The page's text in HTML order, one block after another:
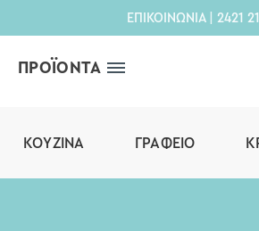
ΕΠΙΚΟΙΝΩΝΙΑ| 2421
ΠΡΟΪΟΝΤΑ
ΚΟΥΖΊΝΑ ΓΡΑΦΕΊΟ